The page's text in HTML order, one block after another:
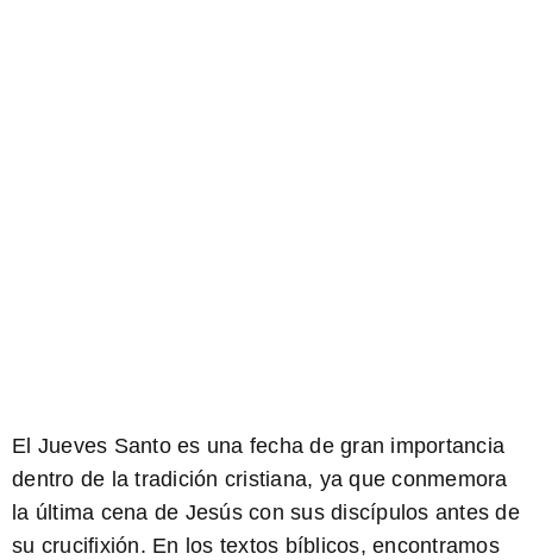
El Jueves Santo es una fecha de gran importancia
dentro de la tradición cristiana, ya que conmemora
la última cena de Jesús con sus discípulos antes de
su crucifixión. En los textos bíblicos, encontramos